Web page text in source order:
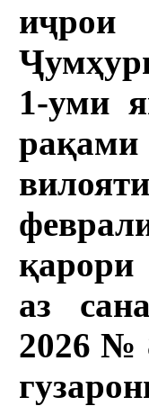
1-уми
аз
2026 №